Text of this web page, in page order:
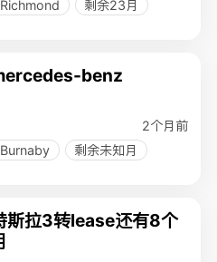
Richmond
剩余23月
benz
2个月前
Burnaby
剩余未知月
斯拉3转lease还有8个